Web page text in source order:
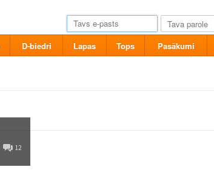
D-biedri Lapas Tops Pasākumi
12